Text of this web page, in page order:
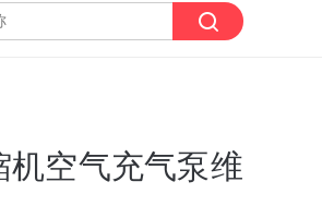
机空气充气泵​维